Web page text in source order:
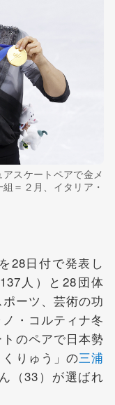
スケートペアで金メ
＝２月、イタリア・
28日付で発表し
人）と28団体
ーツ、芸術の功
・コルティナ冬
のペアで日本勢
りゅう」の三浦
（33）が選ばれ